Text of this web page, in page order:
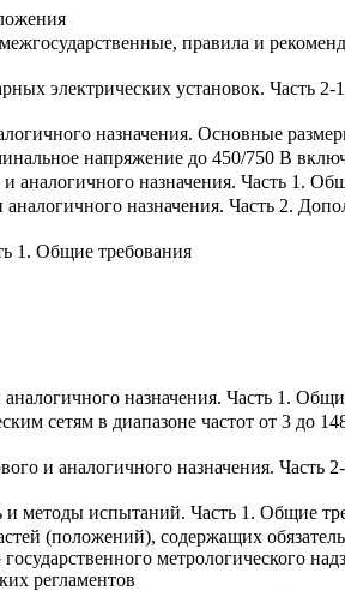
правила и
электрических установок. Часть
назначения. Основные
напряжение до 450/750 В
аналогичного назначения. Часть 1.
назначения. Часть 2.
1. Общие требования
назначения. Часть 1.
сетям в диапазоне частот от 3 до
и аналогичного назначения. Часть
методы испытаний. Часть 1. Общие
(положений), содержащих
метрологического
регламентов